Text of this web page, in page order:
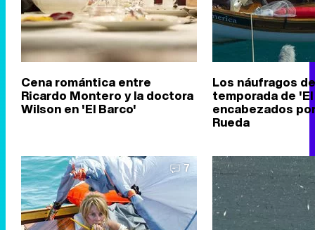
Cena romántica entre
Ricardo Montero y la doctora
Wilson en 'El Barco'
Los náufragos
temporada de
encabezados
Rueda
7